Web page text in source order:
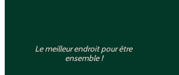
Le meilleur endroit pour être
ensemble !